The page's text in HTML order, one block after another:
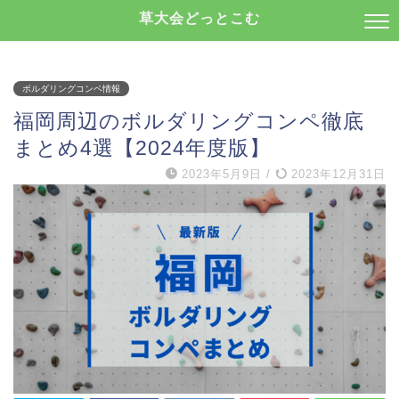
草大会どっとこむ
ボルダリングコンペ情報
福岡周辺のボルダリングコンペ徹底
まとめ4選【2024年度版】
2023年5月9日 / 2023年12月31日